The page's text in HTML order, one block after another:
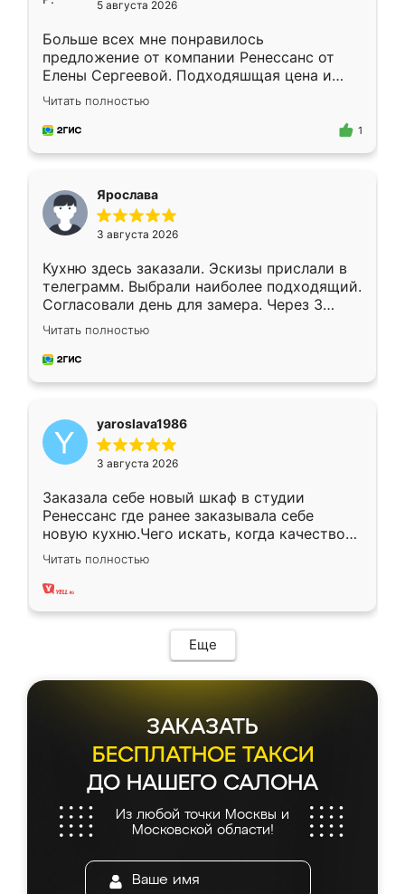
5 августа 2026
Больше всех мне понравилось
предложение от компании Ренессанс от
Елены Сергеевой. Подходяшщая цена и
короткие сроки изготовления. Приехавший
для замера сотрудник Владислав
предложил по моему эскизу самый
Читать полностью
1
Ярослава
3 августа 2026
Кухню здесь заказали. Эскизы прислали в
телеграмм. Выбрали наиболее подходящий.
Согласовали день для замера. Через 3
недели кухня была уже готова. Остались
довольны работой. Спасибо Ренессанс
мебель за качественную работу!
Читать полностью
yaroslava1986
3 августа 2026
Заказала себе новый шкаф в студии
Ренессанс где ранее заказывала себе
новую кухню.Чего искать, когда качеством
вполне довольна. Служит кухня уже почти
два года, нареканий нет.
Читать полностью
Еще
ЗАКАЗАТЬ
БЕСПЛАТНОЕ ТАКСИ
ДО НАШЕГО САЛОНА
Из любой точки Москвы и
Московской области!